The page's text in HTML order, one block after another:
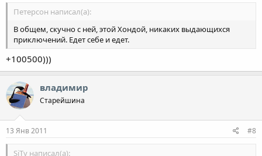
Петерсон написал(а):
В общем, скучно с ней, этой Хондой, никаких выдающихся
приключений. Едет себе и едет.
+100500)))
владимир
Старейшина
13 Янв 2011 #8
SiTy написал(а):